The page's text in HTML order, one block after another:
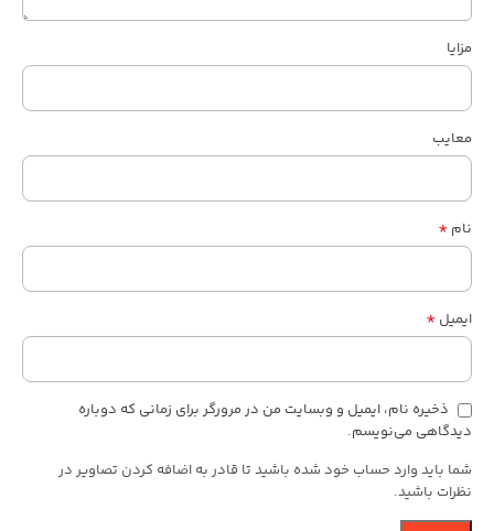
مزایا
معایب
نام *
ایمیل *
ذخیره نام، ایمیل و وبسایت من در مرورگر برای زمانی که دوباره
دیدگاهی می‌نویسم.
شما باید وارد حساب خود شده باشید تا قادر به اضافه کردن تصاویر در
نظرات باشید.